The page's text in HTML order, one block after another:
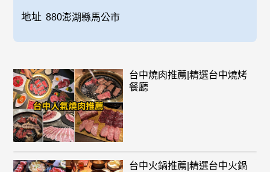
地址 880澎湖縣馬公市
台中燒肉推薦|精選台中燒烤
餐廳
台中火鍋推薦|精選台中火鍋